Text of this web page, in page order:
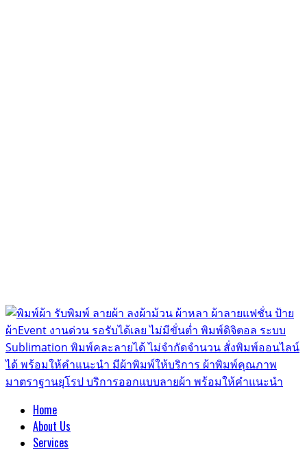
Home
About Us
Services